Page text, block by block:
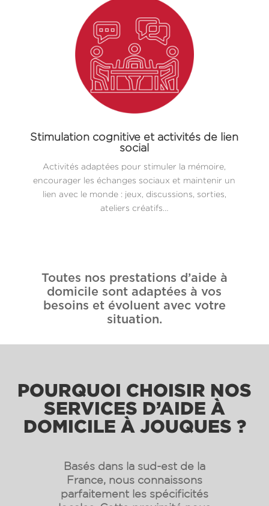
Stimulation cognitive et activités de lien
social
Activités adaptées pour stimuler la mémoire,
encourager les échanges sociaux et maintenir un
lien avec le monde : jeux, discussions, sorties,
ateliers créatifs…
Toutes nos prestations d’aide à
domicile sont adaptées à vos
besoins et évoluent avec votre
situation.
POURQUOI CHOISIR NOS
SERVICES D’AIDE À
DOMICILE À JOUQUES ?
Basés dans la sud-est de la
France, nous connaissons
parfaitement les spécificités